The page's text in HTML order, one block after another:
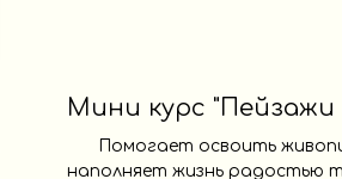
Мини курс "Пейзажи
Помогает освоить
наполняет жизнь радостью